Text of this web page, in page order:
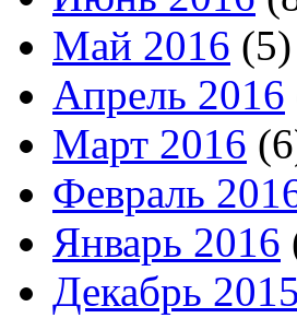
Май 2016 (5)
Апрель 2016
Март 2016
Февраль
Январь 2016
Декабрь 2015